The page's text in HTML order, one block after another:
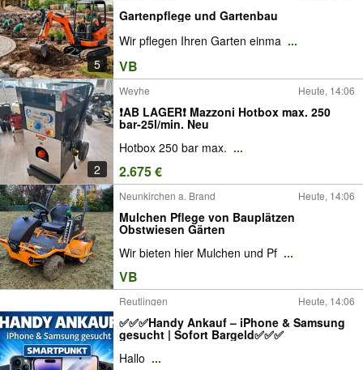
5
Gartenpflege und Gartenbau
Wir pflegen Ihren Garten einma ...
VB
2
Weyhe Heute, 14:06
❗AB LAGER❗ Mazzoni Hotbox max. 250
bar-25l/min. Neu
Hotbox 250 bar max. ...
2.675 €
Neunkirchen a. Brand Heute, 14:06
Mulchen Pflege von Bauplätzen
Obstwiesen Gärten
Wir bieten hier Mulchen und Pf ...
VB
Reutlingen Heute, 14:06
✅✅✅Handy Ankauf – iPhone & Samsung
gesucht | Sofort Bargeld✅✅✅
Hallo ...